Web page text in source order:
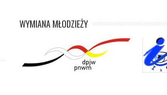
WYMIANA MŁODZIEŻY